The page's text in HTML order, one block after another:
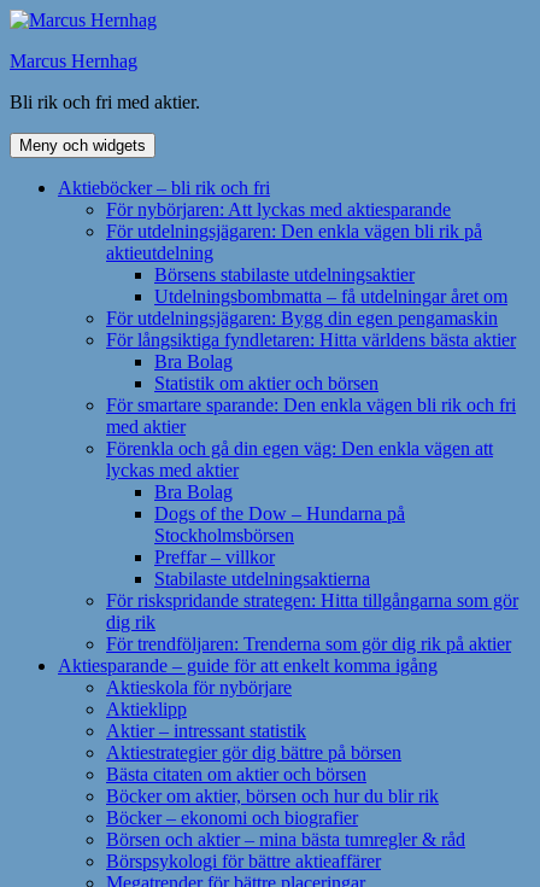
Hoppa
innehåll
Marcus Hernhag
Bli rik och fri med aktier.
Meny och widgets
Aktieböcker – bli rik och fri
För nybörjaren: Att lyckas med aktiesparande
För utdelningsjägaren: Den enkla vägen bli rik på
aktieutdelning
Börsens stabilaste utdelningsaktier
Utdelningsbombmatta – få utdelningar året om
För utdelningsjägaren: Bygg din egen pengamaskin
För långsiktiga fyndletaren: Hitta världens bästa aktier
Bra Bolag
Statistik om aktier och börsen
För smartare sparande: Den enkla vägen bli rik och fri
med aktier
Förenkla och gå din egen väg: Den enkla vägen att
lyckas med aktier
Bra Bolag
Dogs of the Dow – Hundarna på
Stockholmsbörsen
Preffar – villkor
Stabilaste utdelningsaktierna
För riskspridande strategen: Hitta tillgångarna som gör
dig rik
För trendföljaren: Trenderna som gör dig rik på aktier
Aktiesparande – guide för att enkelt komma igång
Aktieskola för nybörjare
Aktieklipp
Aktier – intressant statistik
Aktiestrategier gör dig bättre på börsen
Bästa citaten om aktier och börsen
Böcker om aktier, börsen och hur du blir rik
Böcker – ekonomi och biografier
Börsen och aktier – mina bästa tumregler & råd
Börspsykologi för bättre aktieaffärer
Megatrender för bättre placeringar